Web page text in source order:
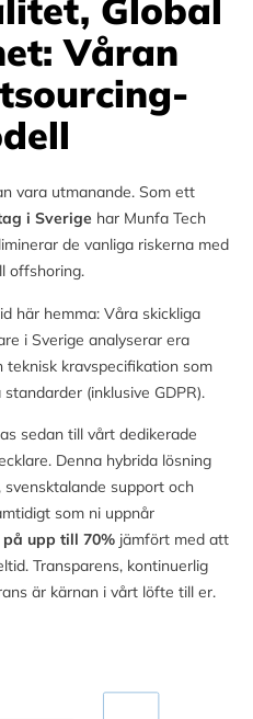
Global
Våran
vara utmanande. Som ett
i Sverige har Munfa Tech
de vanliga riskerna med
offshoring.
här hemma: Våra skickliga
i Sverige analyserar era
kravspecifikation som
(inklusive GDPR).
sedan till vårt dedikerade
Denna hybrida lösning
support och
som ni uppnår
upp till 70%jämfört med att
Transparens, kontinuerlig
är kärnan i vårt löfte till er.